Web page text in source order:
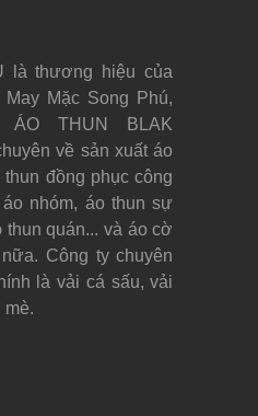
là thương hiệu của
Mặc Song Phú,
THUN BLAK
về sản xuất áo
đồng phục công
nhóm, áo thun sự
thun quán... và áo cờ
Công ty chuyên
là vải cá sấu, vải
mè.